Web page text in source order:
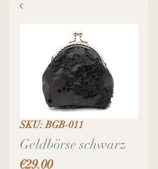
SKU: BGB-011
Geldbörse schwarz
€29.00Price